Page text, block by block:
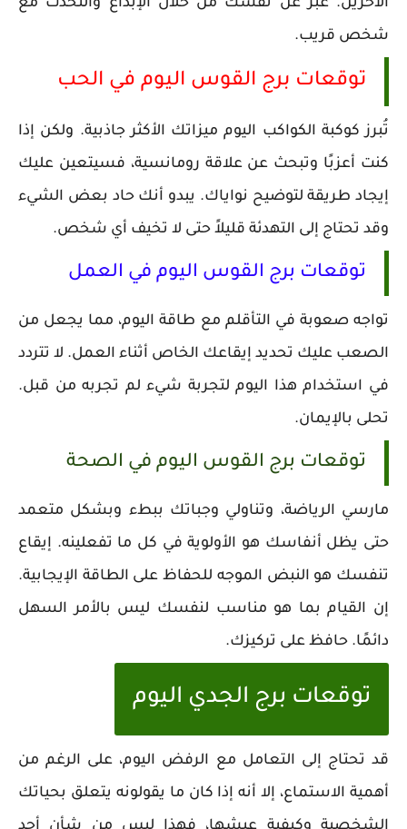
الآخرين. عبر عن نفسك من خلال الإبداع والتحدث مع
شخص قريب.
توقعات برج القوس اليوم في الحب
تُبرز كوكبة الكواكب اليوم ميزاتك الأكثر جاذبية. ولكن إذا
كنت أعزبًا وتبحث عن علاقة رومانسية، فسيتعين عليك
إيجاد طريقة لتوضيح نواياك. يبدو أنك حاد بعض الشيء
وقد تحتاج إلى التهدئة قليلاً حتى لا تخيف أي شخص.
توقعات برج القوس اليوم في العمل
تواجه صعوبة في التأقلم مع طاقة اليوم، مما يجعل من
الصعب عليك تحديد إيقاعك الخاص أثناء العمل. لا تتردد
في استخدام هذا اليوم لتجربة شيء لم تجربه من قبل.
تحلى بالإيمان.
توقعات برج القوس اليوم في الصحة
مارسي الرياضة، وتناولي وجباتك ببطء وبشكل متعمد
حتى يظل أنفاسك هو الأولوية في كل ما تفعلينه. إيقاع
تنفسك هو النبض الموجه للحفاظ على الطاقة الإيجابية.
إن القيام بما هو مناسب لنفسك ليس بالأمر السهل
دائمًا. حافظ على تركيزك.
توقعات برج الجدي اليوم
قد تحتاج إلى التعامل مع الرفض اليوم، على الرغم من
أهمية الاستماع، إلا أنه إذا كان ما يقولونه يتعلق بحياتك